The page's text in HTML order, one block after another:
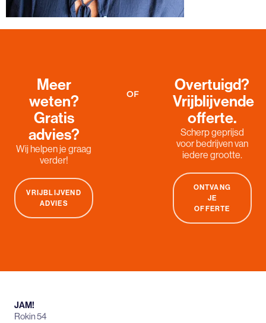
Meer
weten?
Gratis
advies?
Wij helpen je graag
verder!
VRIJBLIJVEND
ADVIES
OF
Overtuigd?
Vrijblijvende
offerte.
Scherp geprijsd
voor bedrijven van
iedere grootte.
ONTVANG
JE
OFFERTE
JAM!
Rokin 54